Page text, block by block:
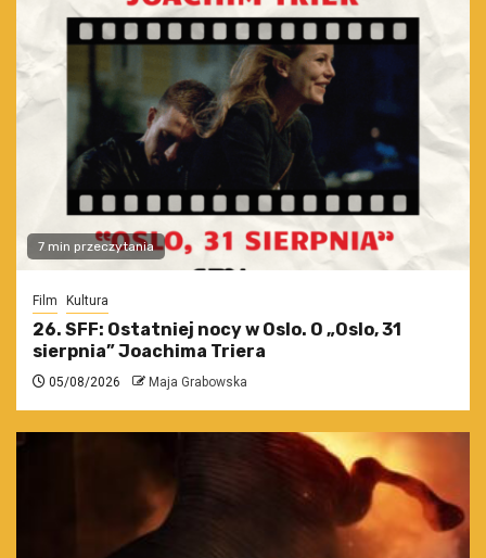
7 min przeczytania
Film Kultura
26. SFF: Ostatniej nocy w Oslo. O „Oslo, 31
sierpnia” Joachima Triera
05/08/2026 Maja Grabowska